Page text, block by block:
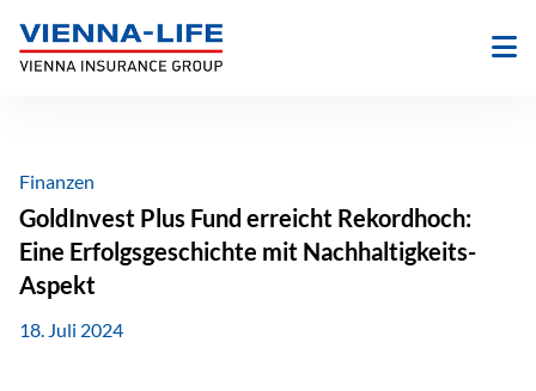
Inhalt
springen
Finanzen
GoldInvest Plus Fund erreicht Rekordhoch:
Eine Erfolgsgeschichte mit Nachhaltigkeits-
Aspekt
18. Juli 2024